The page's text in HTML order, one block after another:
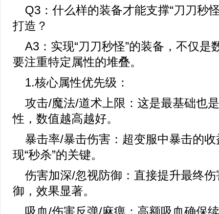
Q3：什么样的装备才能支撑“刀刀秒
打造？
A3：实现“刀刀秒怪”的装备，不仅是
要注重特定属性的堆叠。
1.核心属性优先级：
攻击/魔法/道术上限：这是最基础也
性，数值越高越好。
暴击率/暴击伤害：超变服中暴击的
现“秒杀”的关键。
伤害加深/忽视防御：直接提升最终
御，效果显著。
吸血/伤害反弹/麻痹：高额吸血确保